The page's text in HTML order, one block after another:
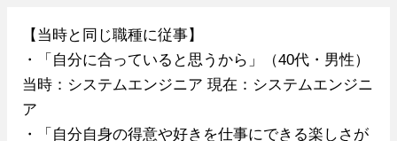
【当時と同じ職種に従事】
・「自分に合っていると思うから」（40代・男性）
当時：システムエンジニア 現在：システムエンジニ
ア
・「自分自身の得意や好きを仕事にできる楽しさが